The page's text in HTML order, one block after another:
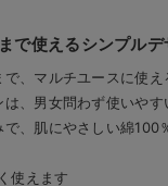
で使えるシンプルデ
、マルチユースに使え
、男女問わず使いや
、肌にやさしい綿100
使えます